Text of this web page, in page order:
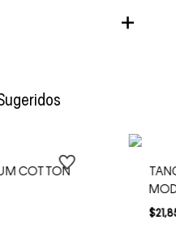
COTTON
$21,